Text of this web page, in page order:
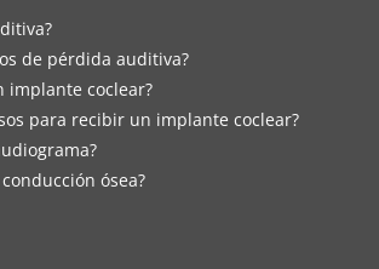
de pérdida auditiva?
implante coclear?
para recibir un implante coclear?
ósea?